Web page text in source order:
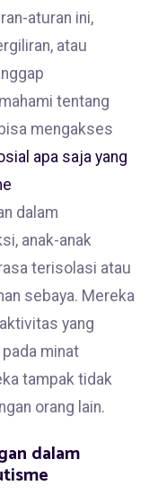
aturan ini,
atau
tentang
mengakses
apa saja yang
dalam
anak-anak
terisolasi atau
sebaya. Mereka
yang
minat
tampak tidak
orang lain.
dalam